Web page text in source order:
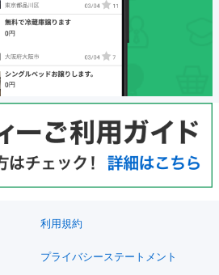
利用規約
プライバシーステートメント